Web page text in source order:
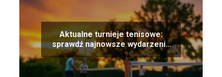
Aktualne turnieje tenisowe:
sprawdź najnowsze wydarzenia
sportowe!